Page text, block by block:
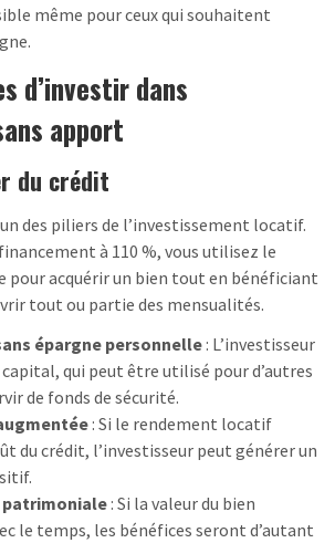
même pour ceux qui souhaitent
d’investir dans
apport
du crédit
des piliers de l’investissement locatif.
à 110 %, vous utilisez le
pour acquérir un bien tout en bénéficiant
tout ou partie des mensualités.
épargne personnelle : L’investisseur
qui peut être utilisé pour d’autres
de fonds de sécurité.
: Si le rendement locatif
du crédit, l’investisseur peut générer un
: Si la valeur du bien
le temps, les bénéfices seront d’autant